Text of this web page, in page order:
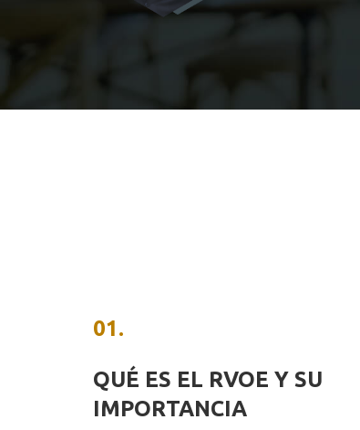
01.
QUÉ ES EL RVOE Y SU
IMPORTANCIA